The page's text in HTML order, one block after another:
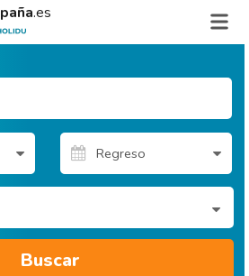
.es
Buscar